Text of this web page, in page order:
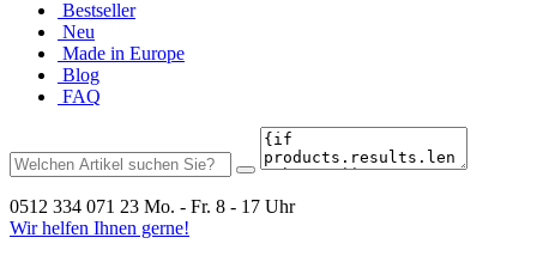
Bestseller
Neu
Made in Europe
Blog
FAQ
0512 334 071 23 Mo. - Fr. 8 - 17 Uhr
Wir helfen Ihnen gerne!